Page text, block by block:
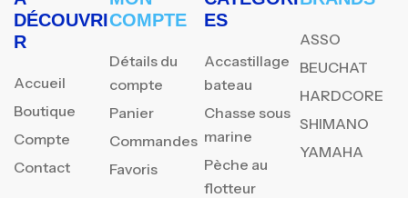
DÉCOUVRI
R
Accueil
Boutique
Compte
Contact
COMPTE
Détails du
compte
Panier
Commandes
Favoris
ES
Accastillage
bateau
Chasse sous
marine
Pèche au
flotteur
ASSO
BEUCHAT
HARDCORE
SHIMANO
YAMAHA